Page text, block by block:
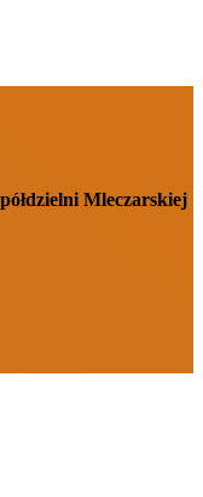
Mleczarskiej